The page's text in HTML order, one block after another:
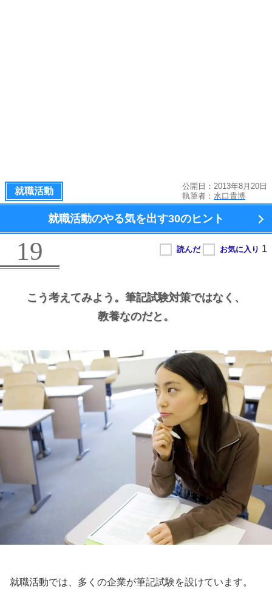
就職活動
公開日：2013年8月20日
執筆者： 水口貴博
就職活動のやる気を出す30のヒント
19
こう考えてみよう。 筆記試験対策ではなく、
教養なのだと。
就職活動では、多くの企業が筆記試験を設けています。